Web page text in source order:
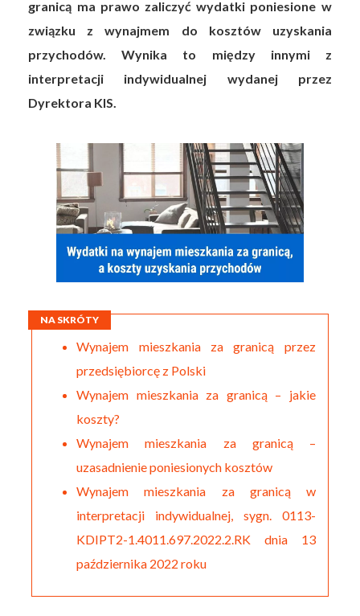
granicą ma prawo zaliczyć wydatki poniesione w
związku z wynajmem do kosztów uzyskania
przychodów. Wynika to między innymi z
interpretacji indywidualnej wydanej przez
Dyrektora KIS.
NA SKRÓTY
Wynajem mieszkania za granicą przez
przedsiębiorcę z Polski
Wynajem mieszkania za granicą – jakie
koszty?
Wynajem mieszkania za granicą –
uzasadnienie poniesionych kosztów
Wynajem mieszkania za granicą w
interpretacji indywidualnej, sygn. 0113-
KDIPT2-1.4011.697.2022.2.RK dnia 13
października 2022 roku